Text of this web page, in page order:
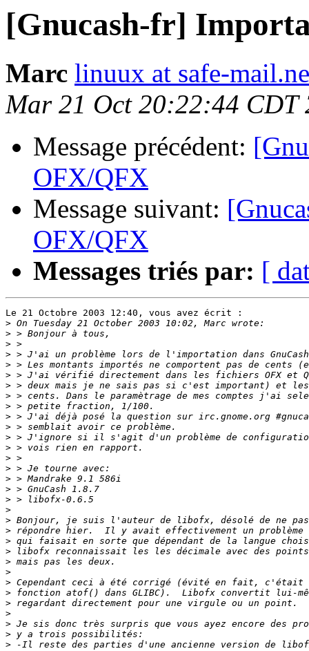
[Gnucash-fr]
Marc linuux at safe-
Mar 21 Oct 20:22:44 CDT
Message précédent:
OFX/QFX
Message suivant:
OFX/QFX
Messages triés par: [
Le 21 Octobre 2003 12:40, vous avez écrit :
>
>
>
>
>
>
>
>
>
>
>
>
>
>
>
>
>
>
>
>
>
>
>
>
>
>
>
>
>
>
>
>